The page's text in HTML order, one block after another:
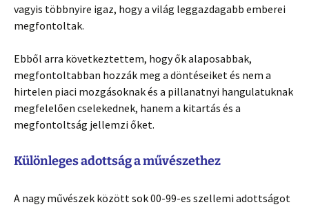
vagyis többnyire igaz, hogy a világ leggazdagabb emberei
megfontoltak.
Ebből arra következtettem, hogy ők alaposabbak,
megfontoltabban hozzák meg a döntéseiket és nem a
hirtelen piaci mozgásoknak és a pillanatnyi hangulatuknak
megfelelően cselekednek, hanem a kitartás és a
megfontoltság jellemzi őket.
Különleges adottság a művészethez
A nagy művészek között sok 00-99-es szellemi adottságot